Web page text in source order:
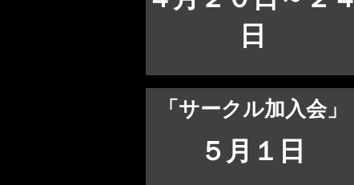
日
「サークル加入会」
​５月１日